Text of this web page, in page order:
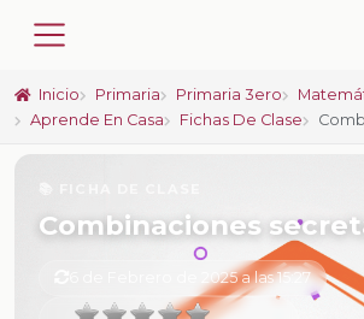
Inicio Primaria Primaria 3ero
Aprende En Casa
Fichas De Clase
Combinaciones
6 de Febrero de 2025 a las 15:27